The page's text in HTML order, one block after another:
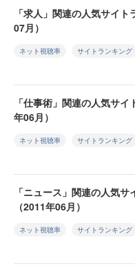
「求人」関連の人気サイ
07月）
ネット視聴率 サイトランキング
「仕事術」関連の人気サ
年06月）
ネット視聴率 サイトランキング
「ニュース」関連の人気
（2011年06月）
ネット視聴率 サイトランキング